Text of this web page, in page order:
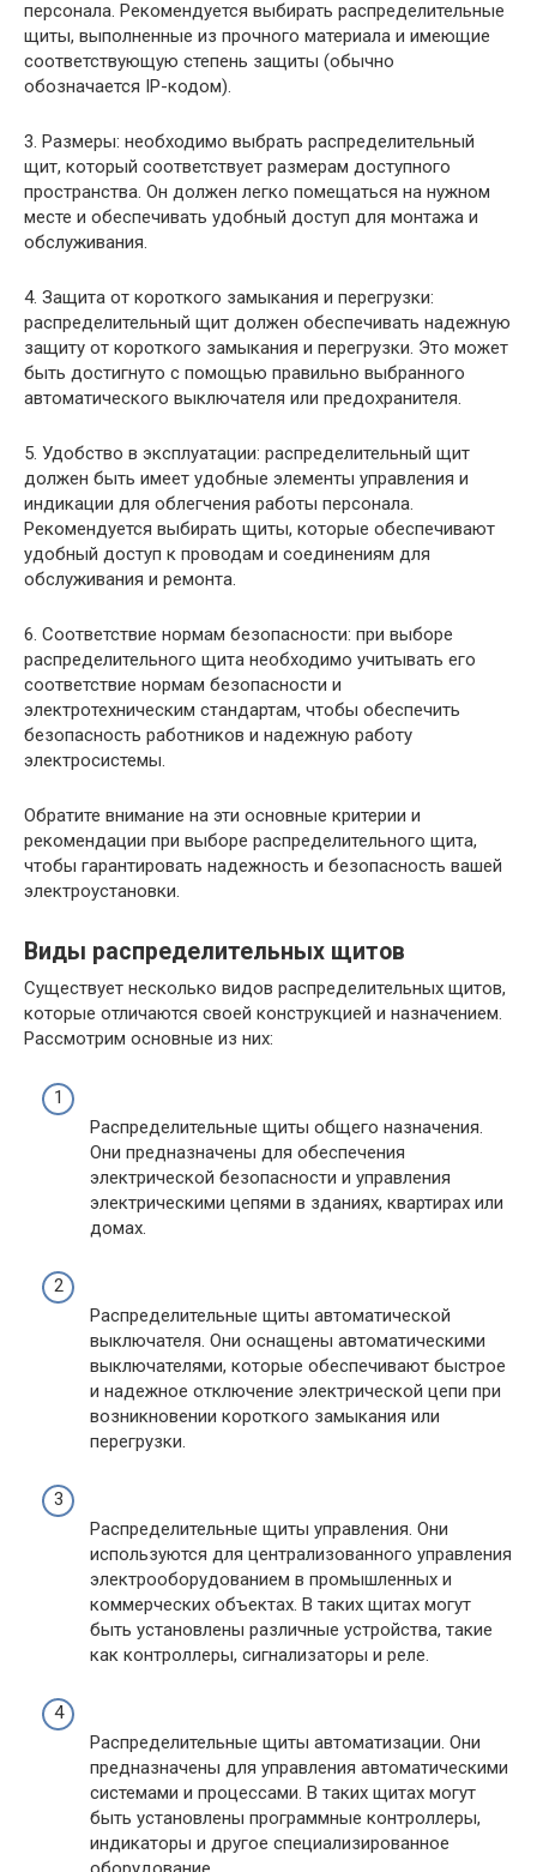
персонала. Рекомендуется выбирать распределительные
щиты, выполненные из прочного материала и имеющие
соответствующую степень защиты (обычно
обозначается IP-кодом).
3. Размеры: необходимо выбрать распределительный
щит, который соответствует размерам доступного
пространства. Он должен легко помещаться на нужном
месте и обеспечивать удобный доступ для монтажа и
обслуживания.
4. Защита от короткого замыкания и перегрузки:
распределительный щит должен обеспечивать надежную
защиту от короткого замыкания и перегрузки. Это может
быть достигнуто с помощью правильно выбранного
автоматического выключателя или предохранителя.
5. Удобство в эксплуатации: распределительный щит
должен быть имеет удобные элементы управления и
индикации для облегчения работы персонала.
Рекомендуется выбирать щиты, которые обеспечивают
удобный доступ к проводам и соединениям для
обслуживания и ремонта.
6. Соответствие нормам безопасности: при выборе
распределительного щита необходимо учитывать его
соответствие нормам безопасности и
электротехническим стандартам, чтобы обеспечить
безопасность работников и надежную работу
электросистемы.
Обратите внимание на эти основные критерии и
рекомендации при выборе распределительного щита,
чтобы гарантировать надежность и безопасность вашей
электроустановки.
Виды распределительных щитов
Существует несколько видов распределительных щитов,
которые отличаются своей конструкцией и назначением.
Рассмотрим основные из них:
Распределительные щиты общего назначения.
Они предназначены для обеспечения
электрической безопасности и управления
электрическими цепями в зданиях, квартирах или
домах.
Распределительные щиты автоматической
выключателя. Они оснащены автоматическими
выключателями, которые обеспечивают быстрое
и надежное отключение электрической цепи при
возникновении короткого замыкания или
перегрузки.
Распределительные щиты управления. Они
используются для централизованного управления
электрооборудованием в промышленных и
коммерческих объектах. В таких щитах могут
быть установлены различные устройства, такие
как контроллеры, сигнализаторы и реле.
Распределительные щиты автоматизации. Они
предназначены для управления автоматическими
системами и процессами. В таких щитах могут
быть установлены программные контроллеры,
индикаторы и другое специализированное